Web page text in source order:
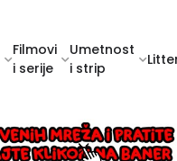
Filmovi
i serije
Umetnost
i strip